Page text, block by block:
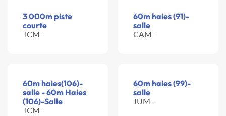
3 000m piste
courte
TCM -
60m haies (91)-
salle
CAM -
60m haies(106)-
salle - 60m Haies
(106)-Salle
TCM -
60m haies (99)-
salle
JUM -